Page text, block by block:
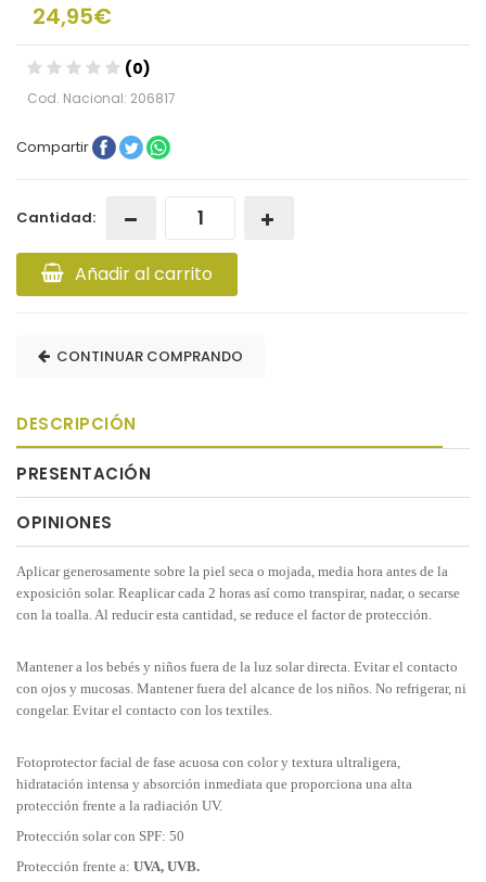
24,95€
(0)
Cod. Nacional: 206817
Compartir
Cantidad:
Añadir al carrito
CONTINUAR COMPRANDO
DESCRIPCIÓN
PRESENTACIÓN
OPINIONES
Aplicar generosamente sobre la piel seca o mojada, media hora antes de la
exposición solar. Reaplicar cada 2 horas así como transpirar, nadar, o secarse
con la toalla. Al reducir esta cantidad, se reduce el factor de protección.
Mantener a los bebés y niños fuera de la luz solar directa. Evitar el contacto
con ojos y mucosas. Mantener fuera del alcance de los niños. No refrigerar, ni
congelar. Evitar el contacto con los textiles.
Fotoprotector facial de fase acuosa con color y textura ultraligera,
hidratación intensa y absorción inmediata que proporciona una alta
protección frente a la radiación UV.
Protección solar con SPF: 50
Protección frente a: UVA, UVB.